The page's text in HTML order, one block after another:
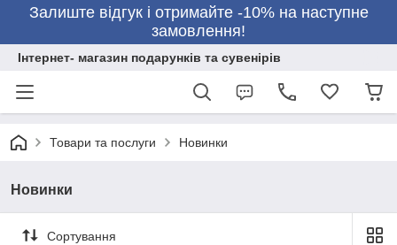
Залиште відгук і отримайте -10% на наступне
замовлення!
Інтернет- магазин подарунків та сувенірів
Товари та послуги Новинки
Новинки
Сортування